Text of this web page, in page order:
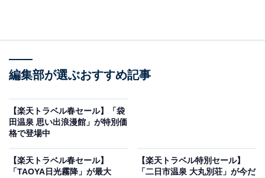
黒川温泉 湯峡の響き 優彩（画像出典：楽天トラベル）
です。
編集部が選ぶおすすめ記事
【楽天トラベル春セール】「袋
田温泉 思い出浪漫館」が特別価
格で登場中
【楽天トラベル春セール】
「TAOYA日光霧降」が最大
【楽天トラベル特別セール】
「二日市温泉 大丸別荘」が今だ